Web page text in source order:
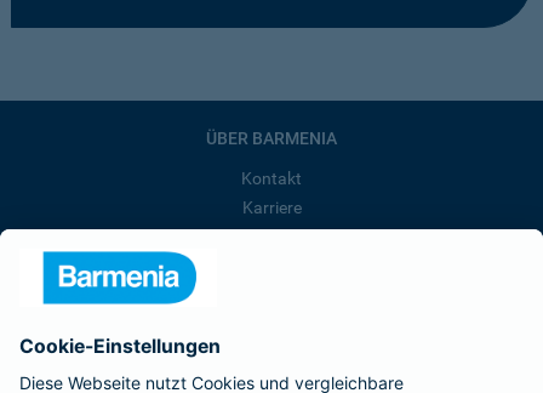
ÜBER BARMENIA
Kontakt
Karriere
Barmenia ist Teil der BarmeniaGothaer